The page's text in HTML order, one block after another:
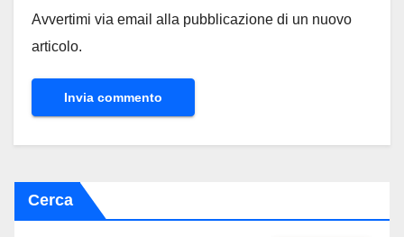
Avvertimi via email alla pubblicazione di un nuovo
articolo.
Cerca